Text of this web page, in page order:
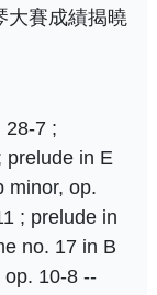
大賽成績揭曉
28-7 ;
prelude in E
minor, op.
; prelude in
no. 17 in B
op. 10-8 --